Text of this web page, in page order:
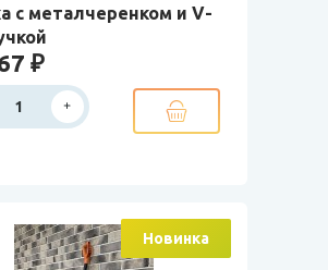
с металчеренком и V-
₽
Новинка